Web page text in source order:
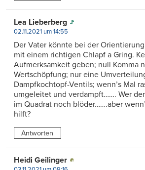
Lea Lieberberg
02.11.2021 um 14:55
Der Vater könnte bei der
mit einem richtigen Chlapf a Gring.
Aufmerksamkeit geben; null Komma
Wertschöpfung; nur eine
Dampfkochtopf-Ventils; wenn’s Mal
umgeleitet und verdampft……. Wer
im Quadrat noch blöder…….aber
hilft?
Antworten
Heidi Geilinger